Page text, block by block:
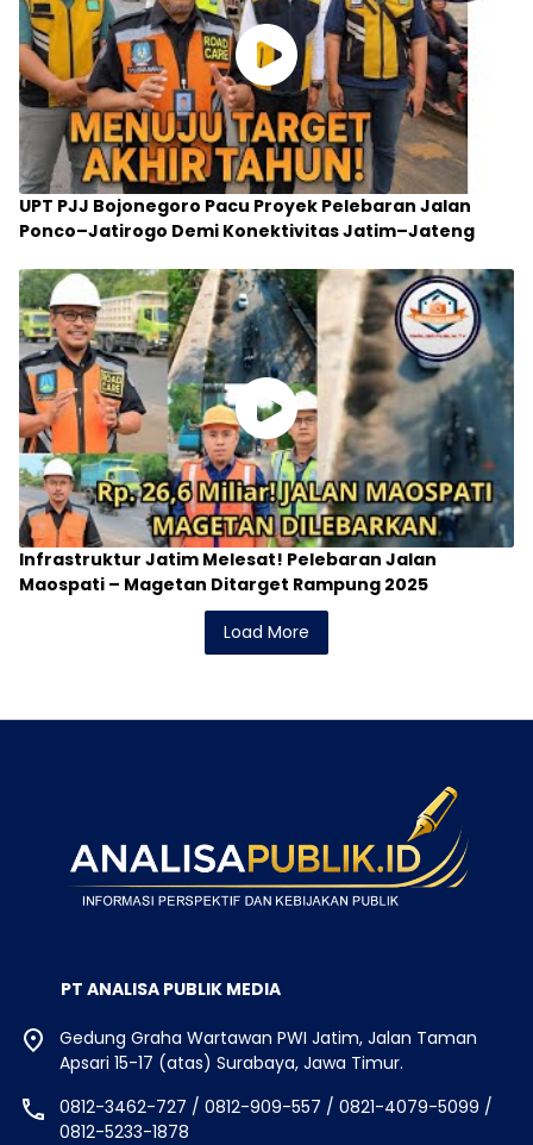
UPT PJJ Bojonegoro Pacu Proyek Pelebaran Jalan
Ponco–Jatirogo Demi Konektivitas Jatim–Jateng
Infrastruktur Jatim Melesat! Pelebaran Jalan
Maospati – Magetan Ditarget Rampung 2025
Load More
PT ANALISA PUBLIK MEDIA
Gedung Graha Wartawan PWI Jatim, Jalan Taman
Apsari 15-17 (atas) Surabaya, Jawa Timur.
0812-3462-727 / 0812-909-557 / 0821-4079-5099 /
0812-5233-1878